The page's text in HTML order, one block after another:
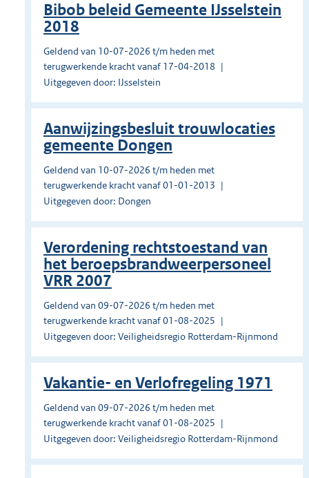
Bibob beleid Gemeente IJsselstein
2018
Geldend van 10-07-2026 t/m heden met
terugwerkende kracht vanaf 17-04-2018
Uitgegeven door: IJsselstein
Aanwijzingsbesluit trouwlocaties
gemeente Dongen
Geldend van 10-07-2026 t/m heden met
terugwerkende kracht vanaf 01-01-2013
Uitgegeven door: Dongen
Verordening rechtstoestand van
het beroepsbrandweerpersoneel
VRR 2007
Geldend van 09-07-2026 t/m heden met
terugwerkende kracht vanaf 01-08-2025
Uitgegeven door: Veiligheidsregio Rotterdam-Rijnmond
Vakantie- en Verlofregeling 1971
Geldend van 09-07-2026 t/m heden met
terugwerkende kracht vanaf 01-08-2025
Uitgegeven door: Veiligheidsregio Rotterdam-Rijnmond